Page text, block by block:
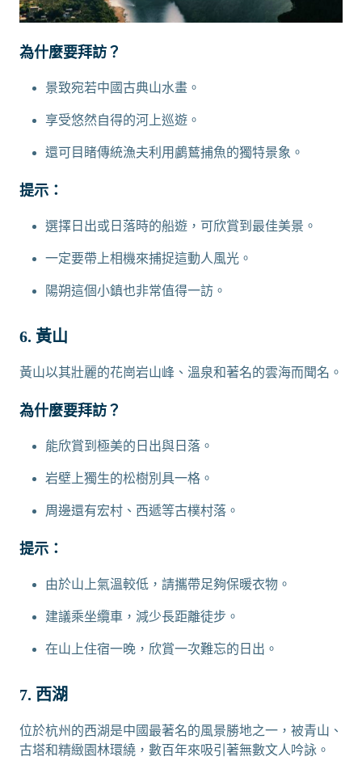
為什麼要拜訪？
景致宛若中國古典山水畫。
享受悠然自得的河上巡遊。
還可目睹傳統漁夫利用鸕鶿捕魚的獨特景象。
提示：
選擇日出或日落時的船遊，可欣賞到最佳美景。
一定要帶上相機來捕捉這動人風光。
陽朔這個小鎮也非常值得一訪。
6. 黃山
黃山以其壯麗的花崗岩山峰、溫泉和著名的雲海而聞名。
為什麼要拜訪？
能欣賞到極美的日出與日落。
岩壁上獨生的松樹別具一格。
周邊還有宏村、西遞等古樸村落。
提示：
由於山上氣溫較低，請攜帶足夠保暖衣物。
建議乘坐纜車，減少長距離徒步。
在山上住宿一晚，欣賞一次難忘的日出。
7. 西湖
位於杭州的西湖是中國最著名的風景勝地之一，被青山、
古塔和精緻園林環繞，數百年來吸引著無數文人吟詠。